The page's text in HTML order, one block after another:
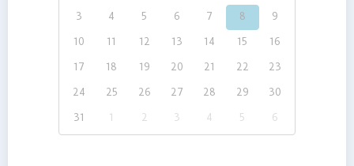
3 4 5 6 7 8 9
10 11 12 13 14 15 16
17 18 19 20 21 22 23
24 25 26 27 28 29 30
31 1 2 3 4 5 6